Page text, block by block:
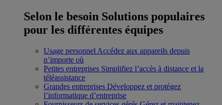
Selon le besoin Solutions populaires
pour les différentes équipes
Usage personnel Accédez aux appareils depuis
n’importe où
Petites entreprises Simplifiez l’accès à distance et la
téléassistance
Grandes entreprises Développez et protégez
l’informatique d’entreprise